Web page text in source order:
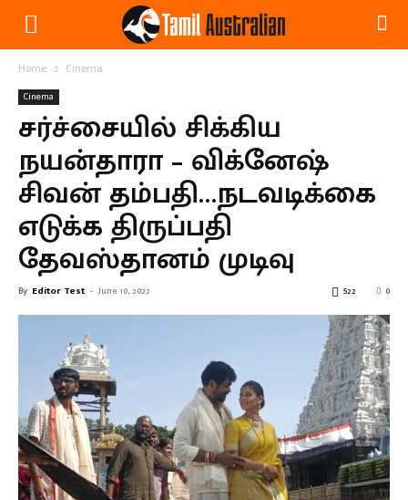
Home Cinema
Cinema
சர்ச்சையில் சிக்கிய
நயன்தாரா – விக்னேஷ்
சிவன் தம்பதி…நடவடிக்கை
எடுக்க திருப்பதி
தேவஸ்தானம் முடிவு
By Editor Test - June 10, 2022 0
522